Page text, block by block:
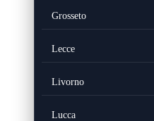
Grosseto
Lecce
Livorno
Lucca